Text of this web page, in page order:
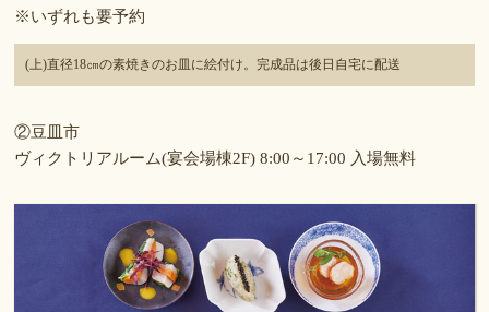
※いずれも要予約
(上)直径18㎝の素焼きのお皿に絵付け。完成品は後日自宅に配送
②豆皿市
ヴィクトリアルーム(宴会場棟2F) 8:00～17:00 入場無料